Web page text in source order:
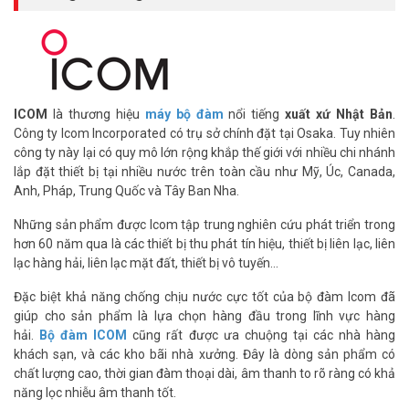
Micrô giảm tiếng ồn
Micro phụ trên bảng điều khiển phía sau đảo ngược pha và hủy bỏ
tiếng ồn xung quanh khỏi micrô chính. Kết quả là, bộ đàm icom M36
làm giảm ảnh hưởng của tiếng ồn (đặc biệt là tiếng ồn treble) từ tín
hiệu truyền và làm cho nó dễ dàng hơn để bắt giao tiếp bằng giọng
nói.
Tự động điều chỉnh âm lượng
Trong môi trường tiếng ồn cao, micrô phụ phát hiện tiếng ồn xung
quanh và tự động tăng âm lượng cho phù hợp với môi trường xung
quanh.
Đầu ra âm thanh 700mW
Bộ đàm hàng hải icom IC-M36 sử dụng bộ khuếch đại âm thanh có
tải cầu (BTL) để tăng công suất đầu ra âm thanh. Loa bên trong
cung cấp đầu ra âm thanh lớn 700 mW (điển hình) với âm thanh rõ
nét ngay cả trong môi trường ồn ào.
Khả năng nổi trên mặt nước
Giống như IC-M24, bộ đàm hàng hải icom IC-M36 trôi nổi trên mặt
ICOM là thương hiệu máy bộ đàm nổi tiếngxuất xứ Nhật Bản
Công ty Icom Incorporated có trụ sở chính đặt tại Osaka. Tuy nhiên
công ty này lại có quy mô lớn rộng khắp thế giới với nhiều chi nhánh
lắp đặt thiết bị tại nhiều nước trên toàn cầu như Mỹ, Úc, Canada,
Anh, Pháp, Trung Quốc và Tây Ban Nha.
Những sản phẩm được Icom tập trung nghiên cứu phát triển trong
hơn 60 năm qua là các thiết bị thu phát tín hiệu, thiết bị liên lạc, liên
lạc hàng hải, liên lạc mặt đất, thiết bị vô tuyến…
Đặc biệt khả năng chống chịu nước cực tốt của bộ đàm Icom đã
giúp cho sản phẩm là lựa chọn hàng đầu trong lĩnh vực hàng
hải.
Bộ đàm ICOM cũng rất được ưa chuộng tại các nhà hàng
khách sạn, và các kho bãi nhà xưởng. Đây là dòng sản phẩm có
chất lượng cao, thời gian đàm thoại dài, âm thanh to rõ ràng có khả
năng lọc nhiễu âm thanh tốt.